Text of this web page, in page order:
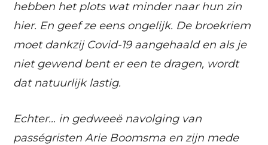
hebben het plots wat minder naar hun zin
hier. En geef ze eens ongelijk. De broekriem
moet dankzij Covid-19 aangehaald en als je
niet gewend bent er een te dragen, wordt
dat natuurlijk lastig.
Echter… in gedweeë navolging van
passégristen Arie Boomsma en zijn mede